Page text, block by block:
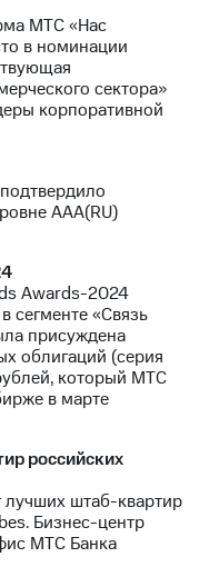
МТС «Нас
в номинации
сектора»
корпоративной
AAA(RU)
Awards-2024
сегменте «Связь
присуждена
облигаций (серия
который МТС
в марте
российских
штаб-квартир
Бизнес-центр
МТС Банка